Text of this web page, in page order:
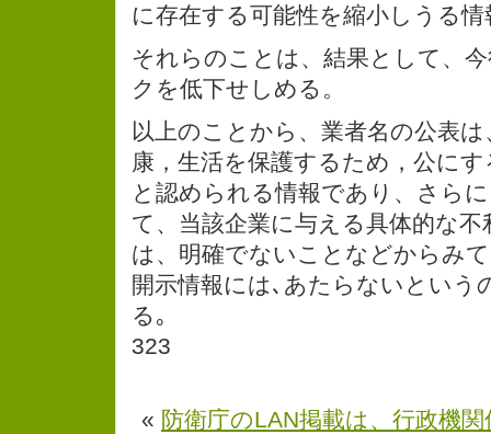
に存在する可能性を縮小しうる
それらのことは、結果として、
クを低下せしめる。
以上のことから、業者名の公表
康，生活を保護するため，公に
と認められる情報であり、さら
て、当該企業に与える具体的な不
は、明確でないことなどからみ
開示情報には､あたらないという
る｡
323
« 防衛庁のLAN掲載は、行政機